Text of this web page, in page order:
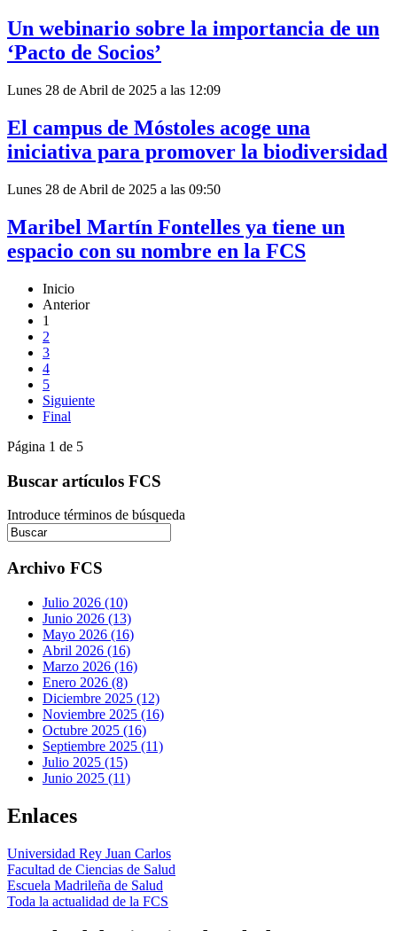
Un webinario sobre la importancia de un
‘Pacto de Socios’
Lunes 28 de Abril de 2025 a las 12:09
El campus de Móstoles acoge una
iniciativa para promover la biodiversidad
Lunes 28 de Abril de 2025 a las 09:50
Maribel Martín Fontelles ya tiene un
espacio con su nombre en la FCS
Inicio
Anterior
1
2
3
4
5
Siguiente
Final
Página 1 de 5
Buscar artículos FCS
Introduce términos de búsqueda
Archivo FCS
Julio 2026 (10)
Junio 2026 (13)
Mayo 2026 (16)
Abril 2026 (16)
Marzo 2026 (16)
Enero 2026 (8)
Diciembre 2025 (12)
Noviembre 2025 (16)
Octubre 2025 (16)
Septiembre 2025 (11)
Julio 2025 (15)
Junio 2025 (11)
Enlaces
Universidad Rey Juan Carlos
Facultad de Ciencias de Salud
Escuela Madrileña de Salud
Toda la actualidad de la FCS